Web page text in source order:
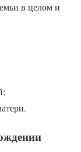
в целом и